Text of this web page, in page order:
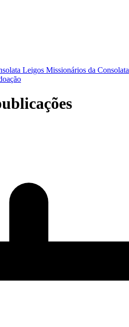
Leigos Missionários da Consolata